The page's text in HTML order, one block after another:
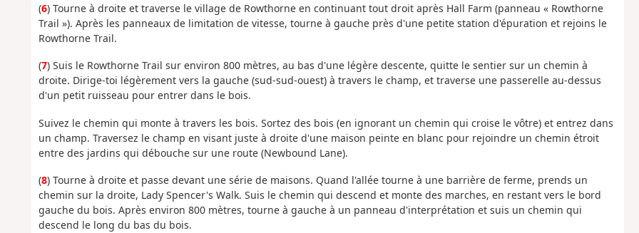
(6) Tourne à droite et traverse le village de Rowthorne en continuant tout droit après Hall Farm (panneau « Rowthorne
Trail »). Après les panneaux de limitation de vitesse, tourne à gauche près d'une petite station d'épuration et rejoins le
Rowthorne Trail.
(7) Suis le Rowthorne Trail sur environ 800 mètres, au bas d'une légère descente, quitte le sentier sur un chemin à
droite. Dirige-toi légèrement vers la gauche (sud-sud-ouest) à travers le champ, et traverse une passerelle au-dessus
d'un petit ruisseau pour entrer dans le bois.
Suivez le chemin qui monte à travers les bois. Sortez des bois (en ignorant un chemin qui croise le vôtre) et entrez dans
un champ. Traversez le champ en visant juste à droite d'une maison peinte en blanc pour rejoindre un chemin étroit
entre des jardins qui débouche sur une route (Newbound Lane).
(8) Tourne à droite et passe devant une série de maisons. Quand l'allée tourne à une barrière de ferme, prends un
chemin sur la droite, Lady Spencer's Walk. Suis le chemin qui descend et monte des marches, en restant vers le bord
gauche du bois. Après environ 800 mètres, tourne à gauche à un panneau d'interprétation et suis un chemin qui
descend le long du bas du bois.